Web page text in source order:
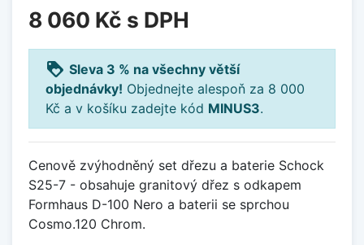
8 060 Kč s DPH
loyalty Sleva 3 % na všechny větší
objednávky! Objednejte alespoň za 8 000
Kč a v košíku zadejte kód MINUS3.
Cenově zvýhodněný set dřezu a baterie Schock
S25-7 - obsahuje granitový dřez s odkapem
Formhaus D-100 Nero a baterii se sprchou
Cosmo.120 Chrom.